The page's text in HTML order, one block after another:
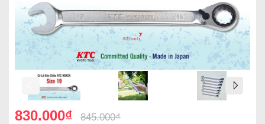
830.000₫ 845.000₫